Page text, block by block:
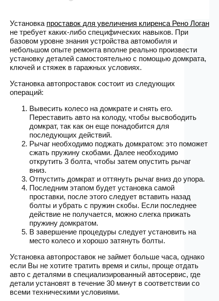
Установка проставок для увеличения клиренса Рено Логан
не требует каких-либо специфических навыков. При
базовом уровне знания устройства автомобиля и
небольшом опыте ремонта вполне реально произвести
установку деталей самостоятельно с помощью домкрата,
ключей и стяжек в гаражных условиях.
Установка автопроставок состоит из следующих
операций:
Вывесить колесо на домкрате и снять его.
Переставить авто на колоду, чтобы высвободить
домкрат, так как он еще понадобится для
последующих действий.
Рычаг необходимо поджать домкратом: это поможет
сжать пружину скобами. Далее необходимо
открутить 3 болта, чтобы затем опустить рычаг
вниз.
Отпустить домкрат и оттянуть рычаг вниз до упора.
Последним этапом будет установка самой
проставки, после этого следует вставить назад
болты и убрать с пружин скобы. Если последнее
действие не получается, можно слегка прижать
пружину домкратом.
В завершение процедуры следует установить на
место колесо и хорошо затянуть болты.
Установка автопроставок не займет больше часа, однако
если Вы не хотите тратить время и силы, проще отдать
авто с деталями в специализированный автосервис, где
детали установят в течение 30 минут в соответствии со
всеми техническими условиями.